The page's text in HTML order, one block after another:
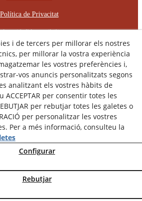
Política de Privacitat
d'Accessibilitat
d'Igualtat d'Oportunitats
d'Assetjament Laboral
RÈCOP RESTAURACIONS
S.L. - Tots els drets reservats.
i de tercers per millorar els nostres
per millorar la vostra experiència
les vostres preferències i,
vos anuncis personalitzats segons
analitzant els vostres hàbits de
ACCEPTAR per consentir totes les
per rebutjar totes les galetes o
per personalitzar les vostres
Per a més informació, consulteu la
Configurar
Rebutjar